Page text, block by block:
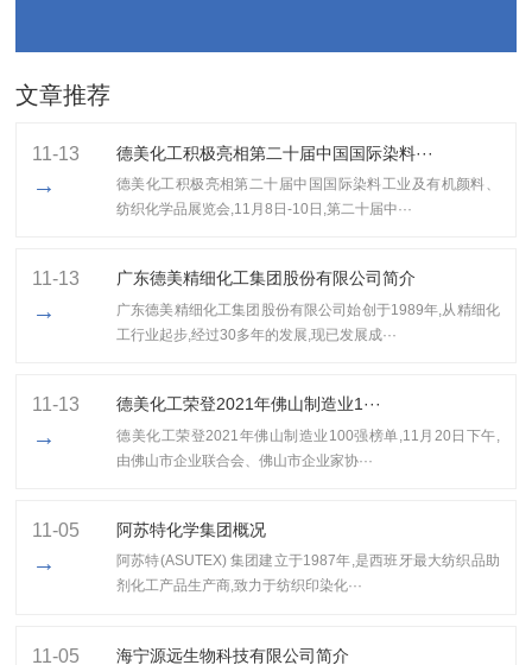
文章推荐
11-13
→
德美化工积极亮相第二十届中国国际染料···
德美化工积极亮相第二十届中国国际染料工业及有机颜料、
纺织化学品展览会,11月8日-10日,第二十届中···
11-13
→
广东德美精细化工集团股份有限公司简介
广东德美精细化工集团股份有限公司始创于1989年,从精细化
工行业起步,经过30多年的发展,现已发展成···
11-13
→
​德美化工荣登2021年佛山制造业1···
​德美化工荣登2021年佛山制造业100强榜单,11月20日下午,
由佛山市企业联合会、佛山市企业家协···
11-05
→
阿苏特化学集团概况
阿苏特(ASUTEX) 集团建立于1987年,是西班牙最大纺织品助
剂化工产品生产商,致力于纺织印染化···
11-05 海宁源远生物科技有限公司简介